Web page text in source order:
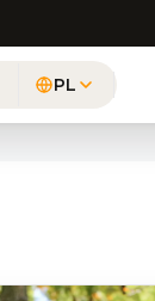
PL